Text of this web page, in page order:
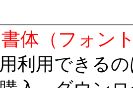
体（フォン
利用できる